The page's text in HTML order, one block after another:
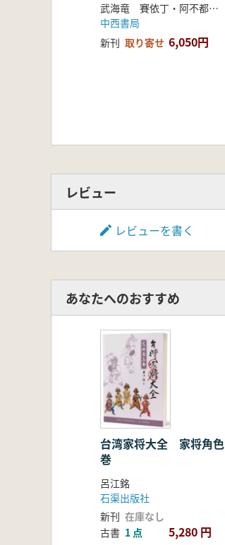
武海竜 賽依丁・阿不都拉 胡涛
中西書局
新刊 取り寄せ 6,050円
レビュー
レビューを書く
あなたへのおすすめ
台湾家将大全 家将角色
巻
呂江銘
石渠出版社
新刊 在庫なし
古書 1 点 5,280 円